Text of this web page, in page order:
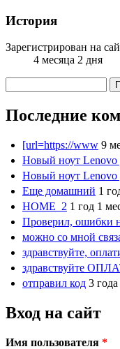
История
Зарегистрирован на
4 месяца 2 дня
Последние
[url=https://www 9
Новый ноут Lenovo
Новый ноут Lenovo
Еще домашний 1
HOME_2 1 год 1
Проверил, ошибки
можно со мной
здравствуйте,
здравствуйте
отправил код 3
Вход на сайт
Имя пользователя *